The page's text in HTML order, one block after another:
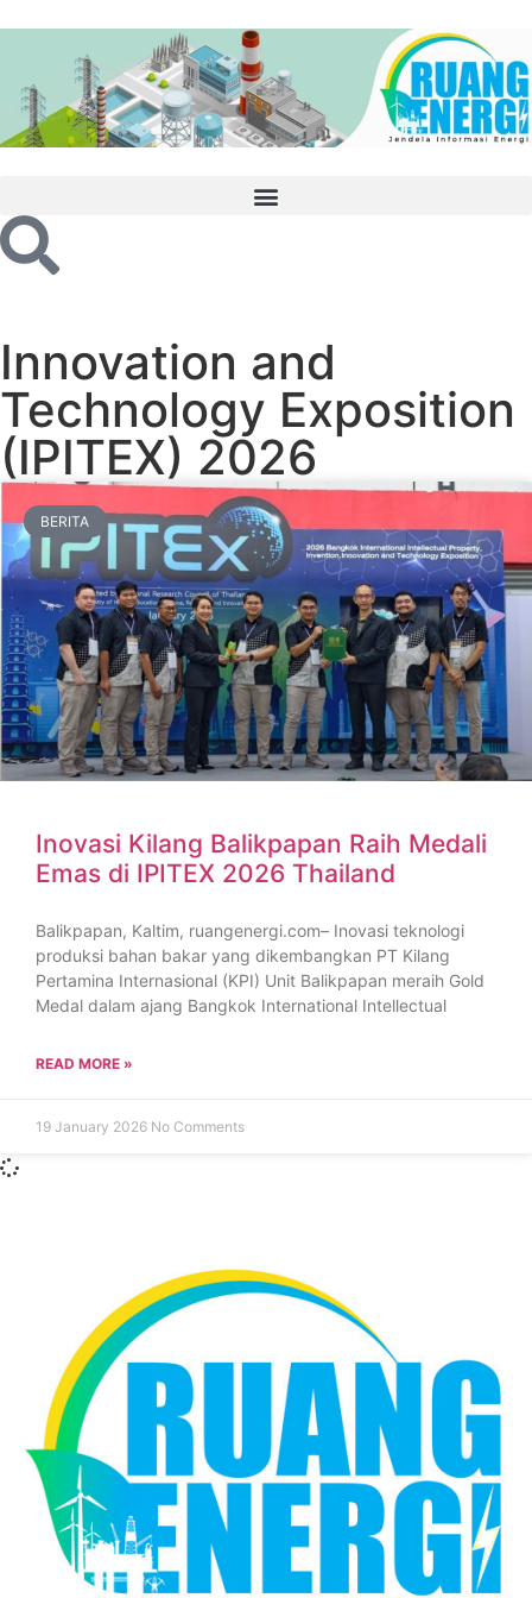
Innovation and
Technology Exposition
(IPITEX) 2026
BERITA
Inovasi Kilang Balikpapan Raih Medali
Emas di IPITEX 2026 Thailand
Balikpapan, Kaltim, ruangenergi.com– Inovasi teknologi
produksi bahan bakar yang dikembangkan PT Kilang
Pertamina Internasional (KPI) Unit Balikpapan meraih Gold
Medal dalam ajang Bangkok International Intellectual
READ MORE »
19 January 2026 No Comments